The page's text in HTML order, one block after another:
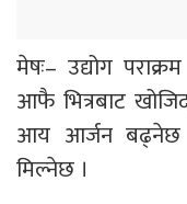
मेषः– उद्योग
आफै भित्रबाट
आय आर्जन बढ्नेछ ।
मिल्नेछ ।